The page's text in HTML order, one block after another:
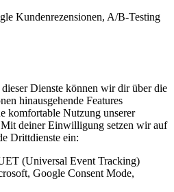
Kundenrezensionen, A/B-Testing
Dienste können wir dir über die
hinausgehende Features
komfortable Nutzung unserer
deiner Einwilligung setzen wir auf
Drittdienste ein:
(Universal Event Tracking)
Google Consent Mode,